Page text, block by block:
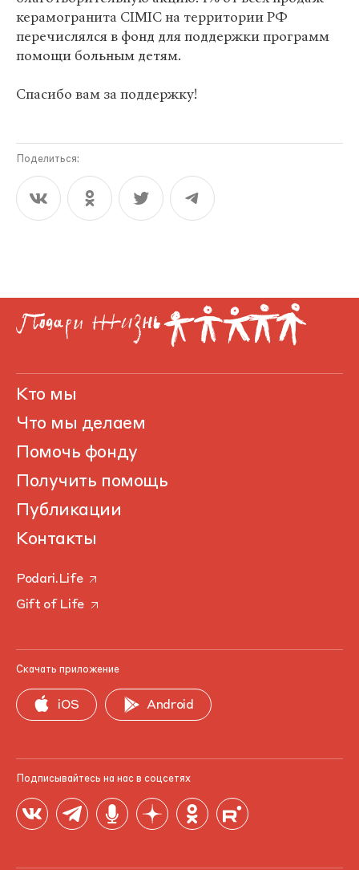
керамогранита CIMIC на территории РФ
перечислялся в фонд для поддержки программ
помощи больным детям.
Спасибо вам за поддержку!
Поделиться:
Кто мы
Что мы делаем
Помочь фонду
Получить помощь
Публикации
Контакты
Podari.Life
Gift of Life
Скачать приложение
iOS Android
Подписывайтесь на нас в соцсетях